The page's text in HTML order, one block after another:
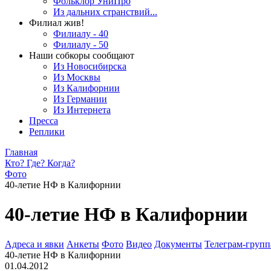
Из дальних странствий...
Филиал жив!
Филиалу - 40
Филиалу - 50
Наши собкоры сообщают
Из Новосибирска
Из Москвы
Из Калифорнии
Из Германии
Из Интернета
Пресса
Реплики
Главная
Кто? Где? Когда?
Фото
40-летие НФ в Калифорнии
40-летие НФ в Калифорнии
Адреса и явки Анкеты Фото Видео Документы Телеграм-
40-летие НФ в Калифорнии
01.04.2012